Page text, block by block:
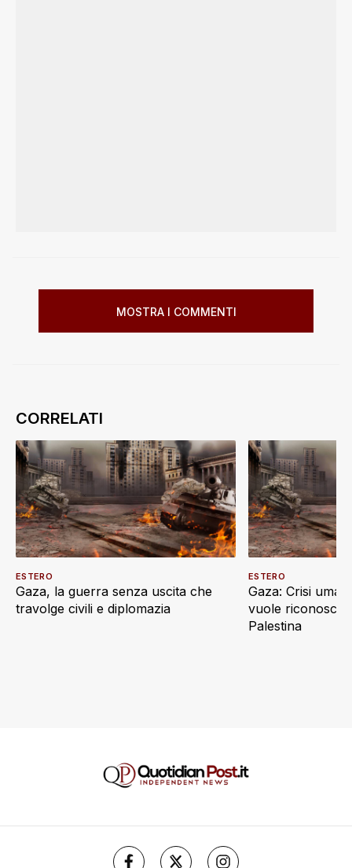
MOSTRA I COMMENTI
Gaza, la guerra senza uscita che
travolge civili e diplomazia
ESTERO
Gaza: Crisi
vuole
Palestina
ESTERO